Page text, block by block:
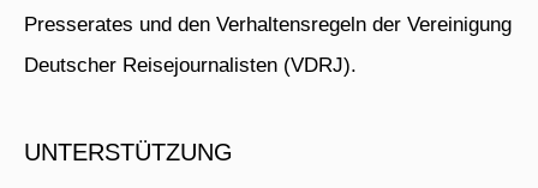
Presserates und den Verhaltensregeln der Vereinigung
Deutscher Reisejournalisten (VDRJ).
UNTERSTÜTZUNG